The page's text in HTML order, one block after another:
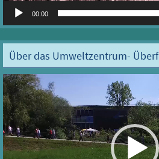
00:00
Über das Umweltzentrum-
Video-
Player